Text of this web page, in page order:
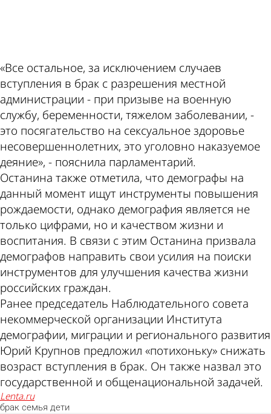
«Все остальное, за исключением случаев
вступления в брак с разрешения местной
администрации - при призыве на военную
службу, беременности, тяжелом заболевании, -
это посягательство на сексуальное здоровье
несовершеннолетних, это уголовно наказуемое
деяние», - пояснила парламентарий.
Останина также отметила, что демографы на
данный момент ищут инструменты повышения
рождаемости, однако демография является не
только цифрами, но и качеством жизни и
воспитания. В связи с этим Останина призвала
демографов направить свои усилия на поиски
инструментов для улучшения качества жизни
российских граждан.
Ранее председатель Наблюдательного совета
некоммерческой организации Института
демографии, миграции и регионального развития
Юрий Крупнов предложил «потихоньку» снижать
возраст вступления в брак. Он также назвал это
государственной и общенациональной задачей.
lenta.ru
брак семья дети